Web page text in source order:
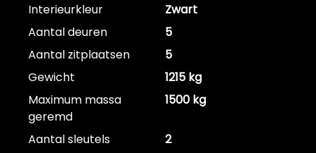
Interieurkleur
Zwart
Aantal deuren
5
Aantal zitplaatsen
5
Gewicht
1215 kg
Maximum massa
geremd
1500 kg
Aantal sleutels
2